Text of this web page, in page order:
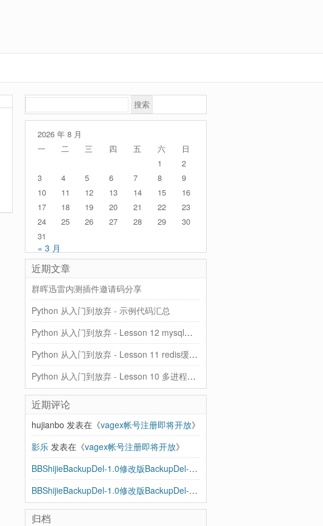
搜
索：
2026 年 8 月
一
二 三 四 五 六
日
1
2
3
4 5 6 7 8
9
10
11 12 13 14 15
16
17
18 19 20 21 22
23
24
25 26 27 28 29
30
31
« 3 月
近期文章
群晖迅雷内测插件邀请码分享
Python 从入门到放弃 - 示例代码汇总
Python 从入门到放弃 - Lesson 12 mysql和ORM
Python 从入门到放弃 - Lesson 11 redis缓存、rabbitMQ队列
Python 从入门到放弃 - Lesson 10 多进程、协程、异步IO
近期评论
hujianbo 发表在《vagex帐号注册即将开放》
影乐 发表在《vagex帐号注册即将开放》
BBShijieBackupDel-1.0修改版BackupDel-2.0到来，增加支持SSH - 忽见博
BBShijieBackupDel-1.0修改版BackupDel-2.0到来，增加支持SSH | 忽见博
归档